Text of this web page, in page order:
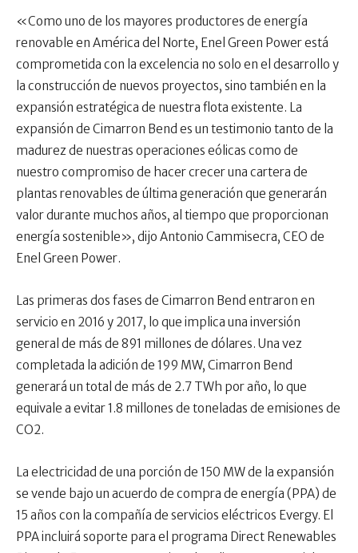
«Como uno de los mayores productores de energía
renovable en América del Norte, Enel Green Power está
comprometida con la excelencia no solo en el desarrollo y
la construcción de nuevos proyectos, sino también en la
expansión estratégica de nuestra flota existente. La
expansión de Cimarron Bend es un testimonio tanto de la
madurez de nuestras operaciones eólicas como de
nuestro compromiso de hacer crecer una cartera de
plantas renovables de última generación que generarán
valor durante muchos años, al tiempo que proporcionan
energía sostenible», dijo Antonio Cammisecra, CEO de
Enel Green Power.
Las primeras dos fases de Cimarron Bend entraron en
servicio en 2016 y 2017, lo que implica una inversión
general de más de 891 millones de dólares. Una vez
completada la adición de 199 MW, Cimarron Bend
generará un total de más de 2.7 TWh por año, lo que
equivale a evitar 1.8 millones de toneladas de emisiones de
CO2.
La electricidad de una porción de 150 MW de la expansión
se vende bajo un acuerdo de compra de energía (PPA) de
15 años con la compañía de servicios eléctricos Evergy. El
PPA incluirá soporte para el programa Direct Renewables